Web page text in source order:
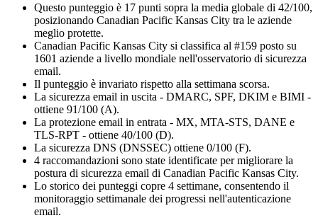
Questo punteggio è 17 punti sopra la media globale di 42/100,
posizionando Canadian Pacific Kansas City tra le aziende
meglio protette.
Canadian Pacific Kansas City si classifica al #159 posto su
1601 aziende a livello mondiale nell'osservatorio di sicurezza
email.
Il punteggio è invariato rispetto alla settimana scorsa.
La sicurezza email in uscita - DMARC, SPF, DKIM e BIMI -
ottiene 91/100 (A).
La protezione email in entrata - MX, MTA-STS, DANE e
TLS-RPT - ottiene 40/100 (D).
La sicurezza DNS (DNSSEC) ottiene 0/100 (F).
4 raccomandazioni sono state identificate per migliorare la
postura di sicurezza email di Canadian Pacific Kansas City.
Lo storico dei punteggi copre 4 settimane, consentendo il
monitoraggio settimanale dei progressi nell'autenticazione
email.